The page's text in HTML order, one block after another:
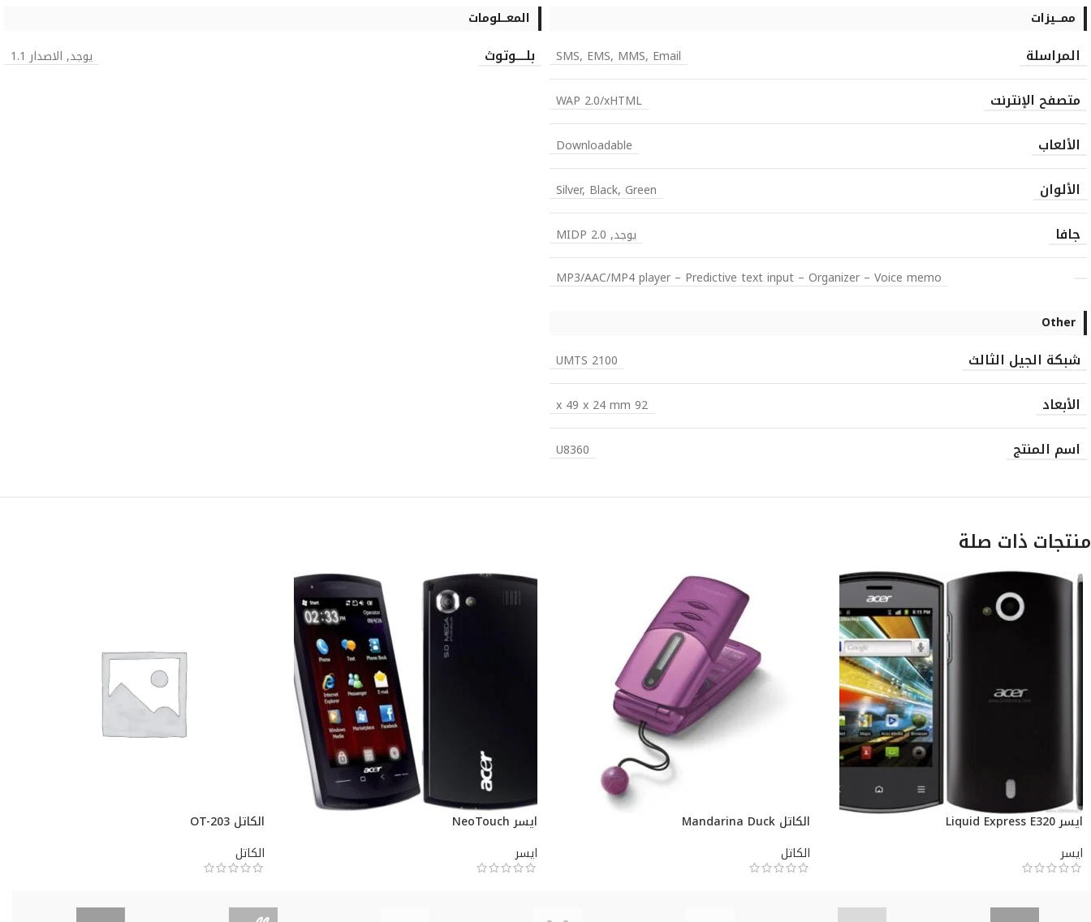
ممـــيزات
المراسلة SMS, EMS, MMS, Email
متصفح الإنترنت WAP 2.0/xHTML
الألعاب Downloadable
الألوان Silver, Black, Green
جافا
يوجد, MIDP 2.0
MP3/AAC/MP4 player – Predictive text input – Organizer – Voice memo
المعـــلومات
بلــــوتوث يوجد, الاصدار 1.1
Other
شبكة الجيل الثالث UMTS 2100
الأبعاد 92 x 49 x 24 mm
اسم المنتج U8360
منتجات ذات صلة
ايسر Liquid Express E320
ايسر
الكاتل Mandarina Duck
الكاتل
ايسر NeoTouch
ايسر
الكاتل OT-203
الكاتل